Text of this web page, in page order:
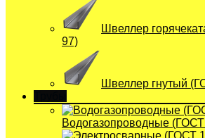
Швеллер
97)
Швеллер гнутый
Водогазопроводные